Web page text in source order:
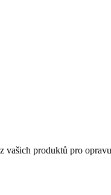
vašich produktů pro